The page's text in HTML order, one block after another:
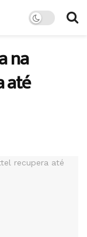
na
até